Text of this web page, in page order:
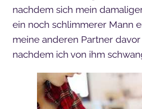
nachdem sich mein
ein noch schlimmerer Mann
meine anderen Partner
nachdem ich von ihm